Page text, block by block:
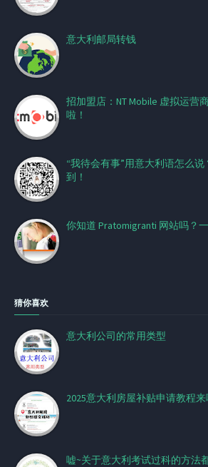
意大利邮局转钱
招加盟店：NT Mobile 虚拟运营
啦！
“我待会有事”用意大利语怎么
到！
你知道 Pratomigranti 网站吗？
猜你喜欢
意大利公司的常用类型
2025意大利房屋补贴申请教程来
嘘~关于意大利考试过科的方法